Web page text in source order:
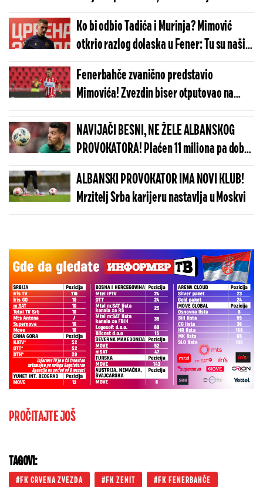
Ko bi odbio Tadića i Murinja? Mimović
otkrio razlog dolaska u Fener: Tu su naši
ljudi, doneo sam pravu odluku!
Fenerbahče zvanično predstavio
Mimovića! Zvezdin biser otputovao na
lekarske preglede! (FOTO)
NAVIJAČI BESNI, NE ŽELE ALBANSKOG
PROVOKATORA! Plaćen 11 miliona pa dobio
brutalnu poruku
ALBANSKI PROVOKATOR IMA NOVI KLUB!
Mrzitelj Srba karijeru nastavlja u Moskvi
PROČITAJTE JOŠ
TAGOVI:
FK CRVENA ZVEZDA FK ZENIT FK FENERBAHČE